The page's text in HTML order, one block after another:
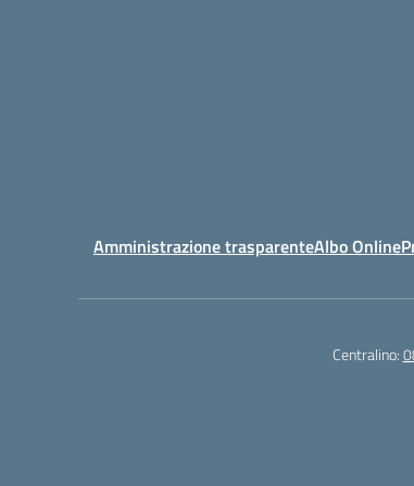
Amministrazione trasparenteAlbo Online
Centralino: